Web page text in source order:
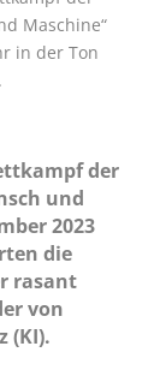
Maschine“
in der Ton
der
und
2023
die
rasant
von
(KI).